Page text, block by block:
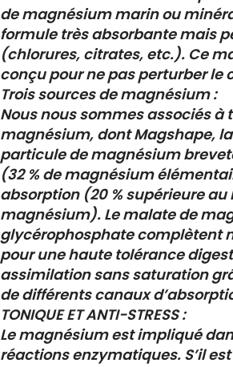
de magnésium marin ou
formule très absorbante mais
(chlorures, citrates, etc.). Ce
conçu pour ne pas perturber le
Trois sources de magnésium :
Nous nous sommes associés à
magnésium, dont Magshape,
particule de magnésium
(32 % de magnésium
absorption (20 % supérieure
magnésium). Le malate de
glycérophosphate complètent
pour une haute tolérance
assimilation sans saturation
de différents canaux
TONIQUE ET ANTI-STRESS :
Le magnésium est impliqué
réactions enzymatiques. S’il